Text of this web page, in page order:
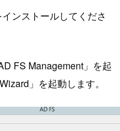
ンストールしてくださ
FS Management」を起
」を起動します。